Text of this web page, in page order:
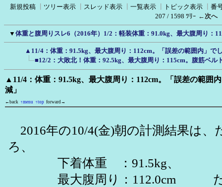
新規投稿 ツリー表示 スレッド表示 一覧表示 トピック表示
番
207 / 1598 ﾂﾘｰ ←次へ
▼ 体重と腹周りスレ6（2016年）1/2：軽装体重：91.0kg、最大腹周り：
▲11/4：体重：91.5kg、最大腹周り：112cm。「誤差の範囲内」で
■12/2：大敗北！体重：92.5kg、最大腹周り：115cm。腹筋ベル
▲11/4：体重：91.5kg、最大腹周り：112cm。「誤差の範囲
減」
←back ↑menu ↑top forward→
2016年の10/4(金)朝の計測結果は、
ろ、
下着体重 ：91.5kg、
最大腹周り：112.0cm だ